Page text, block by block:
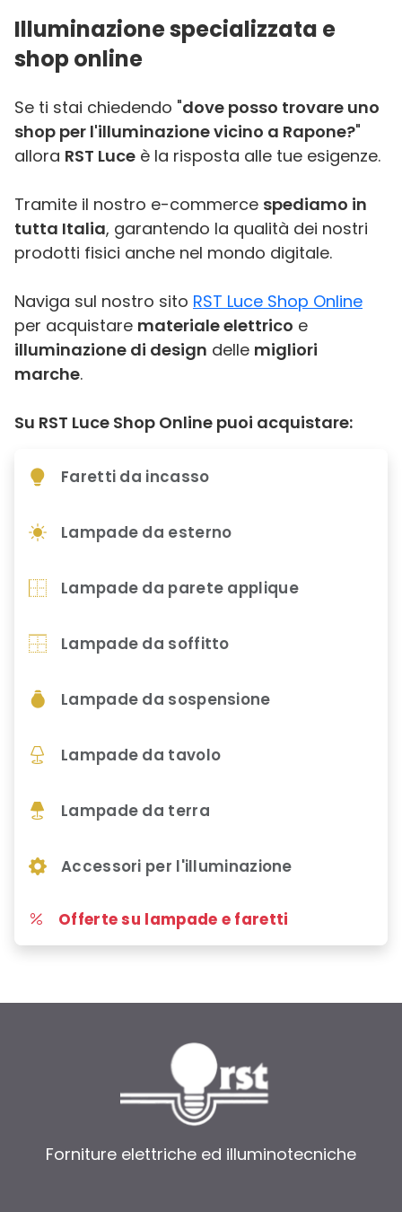
Illuminazione specializzata e
shop online
Se ti stai chiedendo "dove posso trovare uno
shop per l'illuminazione vicino a Rapone?"
allora RST Luce è la risposta alle tue esigenze.
Tramite il nostro e-commerce spediamo in
tutta Italia, garantendo la qualità dei nostri
prodotti fisici anche nel mondo digitale.
Naviga sul nostro sito RST Luce Shop Online
per acquistare materiale elettrico e
illuminazione di design delle migliori
marche.
Su RST Luce Shop Online puoi acquistare:
Faretti da incasso
Lampade da esterno
Lampade da parete applique
Lampade da soffitto
Lampade da sospensione
Lampade da tavolo
Lampade da terra
Accessori per l'illuminazione
Offerte su lampade e faretti
Forniture elettriche ed illuminotecniche